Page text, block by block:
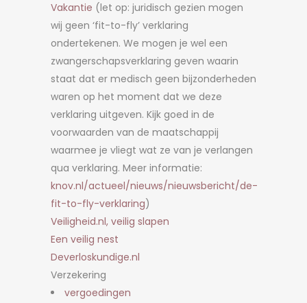
Vakantie (let op: juridisch gezien mogen
wij geen ‘fit-to-fly’ verklaring
ondertekenen. We mogen je wel een
zwangerschapsverklaring geven waarin
staat dat er medisch geen bijzonderheden
waren op het moment dat we deze
verklaring uitgeven. Kijk goed in de
voorwaarden van de maatschappij
waarmee je vliegt wat ze van je verlangen
qua verklaring. Meer informatie:
knov.nl/actueel/nieuws/nieuwsbericht/de-
fit-to-fly-verklaring)
Veiligheid.nl, veilig slapen
Een veilig nest
Deverloskundige.nl
Verzekering
vergoedingen